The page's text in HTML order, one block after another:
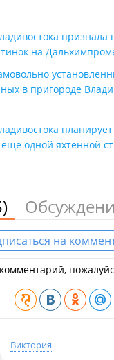
имущества
отдел регистрации
имущества
отдел регистрации
имущества
учреждений
земельными
90отдел по
земельными
77отдел
аудита
отдел программного
49отдел
признала
на
в пригороде
планирует
одной яхтенной
на
Виктория